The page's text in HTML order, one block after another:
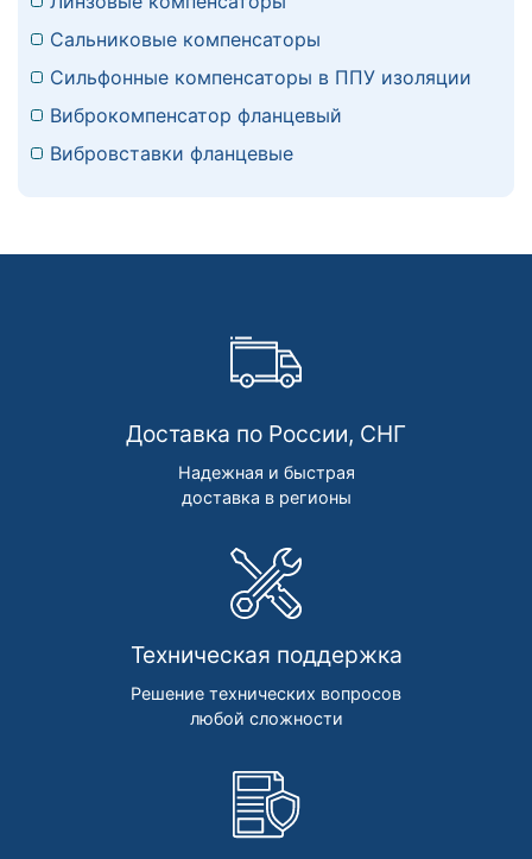
Сальниковые компенсаторы
Сильфонные компенсаторы в ППУ изоляции
Виброкомпенсатор фланцевый
Вибровставки фланцевые
Доставка по России, СНГ
Надежная и быстрая
доставка в регионы
Техническая поддержка
Решение технических вопросов
любой сложности